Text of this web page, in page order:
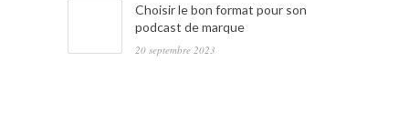
Choisir le bon format pour son
podcast de marque
20 septembre 2023